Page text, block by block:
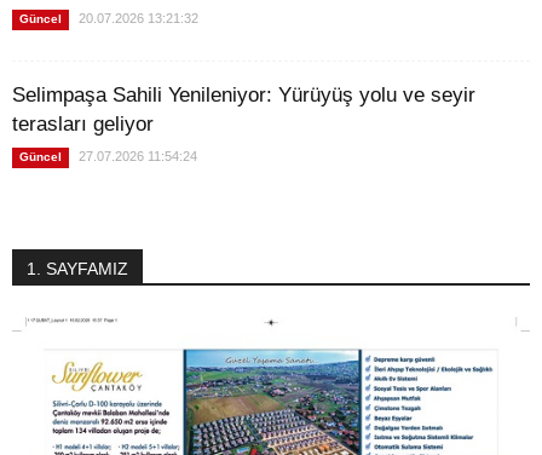
Güncel 20.07.2026 13:21:32
Selimpaşa Sahili Yenileniyor: Yürüyüş yolu ve seyir
terasları geliyor
Güncel 27.07.2026 11:54:24
1. SAYFAMIZ